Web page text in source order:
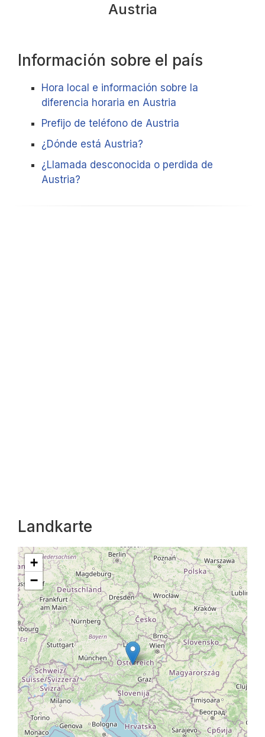
Austria
Información sobre el país
Hora local e información sobre la
diferencia horaria en Austria
Prefijo de teléfono de Austria
¿Dónde está Austria?
¿Llamada desconocida o perdida de
Austria?
Landkarte
+
−